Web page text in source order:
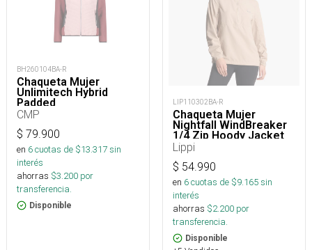
BH260104BA-R
Chaqueta Mujer
Unlimitech Hybrid
Padded
CMP
$ 79.900
en 6cuotas de $13.317sin
interés
ahorras $3.200 por
transferencia.
Disponible
LIP110302BA-R
Chaqueta Mujer
Nightfall WindBreaker
1/4 Zip Hoody Jacket
Lippi
$ 54.990
en 6cuotas de $9.165sin
interés
ahorras $2.200 por
transferencia.
Disponible